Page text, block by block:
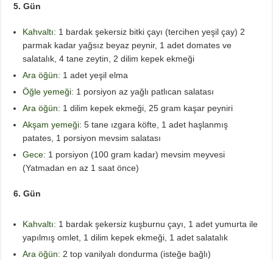
5. Gün
Kahvaltı: 1 bardak şekersiz bitki çayı (tercihen yeşil çay) 2
parmak kadar yağsız beyaz peynir, 1 adet domates ve
salatalık, 4 tane zeytin, 2 dilim kepek ekmeği
Ara öğün: 1 adet yeşil elma
Öğle yemeği: 1 porsiyon az yağlı patlıcan salatası
Ara öğün: 1 dilim kepek ekmeği, 25 gram kaşar peyniri
Akşam yemeği:5 tane ızgara köfte, 1 adet haşlanmış
patates, 1 porsiyon mevsim salatası
Gece: 1 porsiyon (100 gram kadar) mevsim meyvesi
(Yatmadan en az 1 saat önce)
6. Gün
Kahvaltı: 1 bardak şekersiz kuşburnu çayı, 1 adet yumurta ile
yapılmış omlet, 1 dilim kepek ekmeği, 1 adet salatalık
Ara öğün: 2 top vanilyalı dondurma (isteğe bağlı)